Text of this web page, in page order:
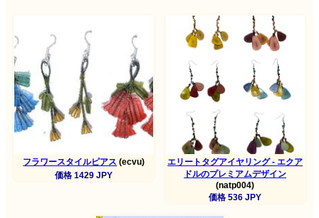
フラワースタイルピアス (ecvu)
価格 1429 JPY
エリートタグアイヤリング - エクア
ドルのプレミアムデザイン
(natp004)
価格 536 JPY